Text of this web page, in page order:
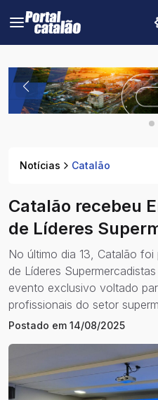
Notícias Catalão
Catalão recebeu
de Líderes
No último dia 13, Catalão
de Líderes
evento exclusivo voltado
profissionais do setor
Postado em 14/08/2025